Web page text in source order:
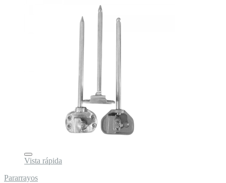
Vista rápida
Pararrayos